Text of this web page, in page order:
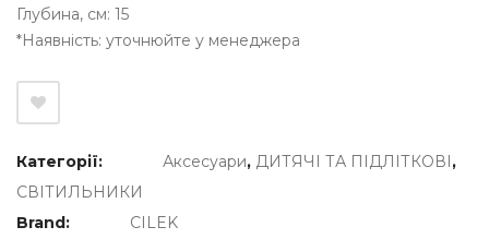
Глубина, см: 15
*Наявність: уточнюйте у менеджера
Категорії: Аксесуари, ДИТЯЧІ ТА ПІДЛІТКОВІ,
СВІТИЛЬНИКИ
Brand:
CILEK